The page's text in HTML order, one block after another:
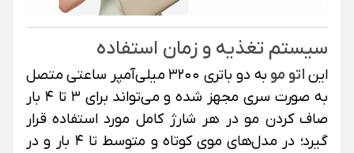
سیستم تغذیه و زمان استفاده
این اتو مو
به دو باتری ۳۲۰۰ میلی‌آمپر ساعتی متصل
به صورت سری مجهز شده و می‌تواند برای ۳ تا ۴ بار
صاف کردن مو در هر شارژ کامل مورد استفاده قرار
گیرد؛ در مدل‌های موی کوتاه و متوسط تا ۴ بار و در